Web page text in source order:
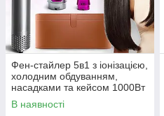
Фен-стайлер 5в1 з іонізацією,
холодним обдуванням,
насадками та кейсом 1000Вт
В наявності